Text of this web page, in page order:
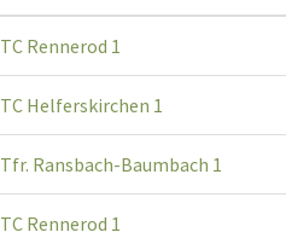
TC Rennerod 1
TC Helferskirchen 1
Tfr. Ransbach-Baumbach 1
TC Rennerod 1